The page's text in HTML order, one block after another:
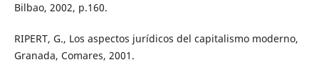
Bilbao, 2002, p.160.
RIPERT, G., Los aspectos jurídicos del capitalismo moderno,
Granada, Comares, 2001.